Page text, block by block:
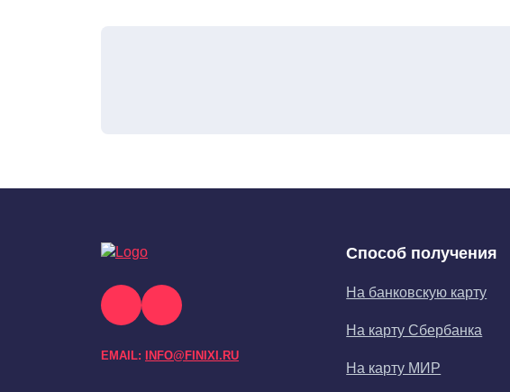
EMAIL: INFO@FINIXI.RU
Способ получения
На банковскую карту
На карту Сбербанка
На карту МИР